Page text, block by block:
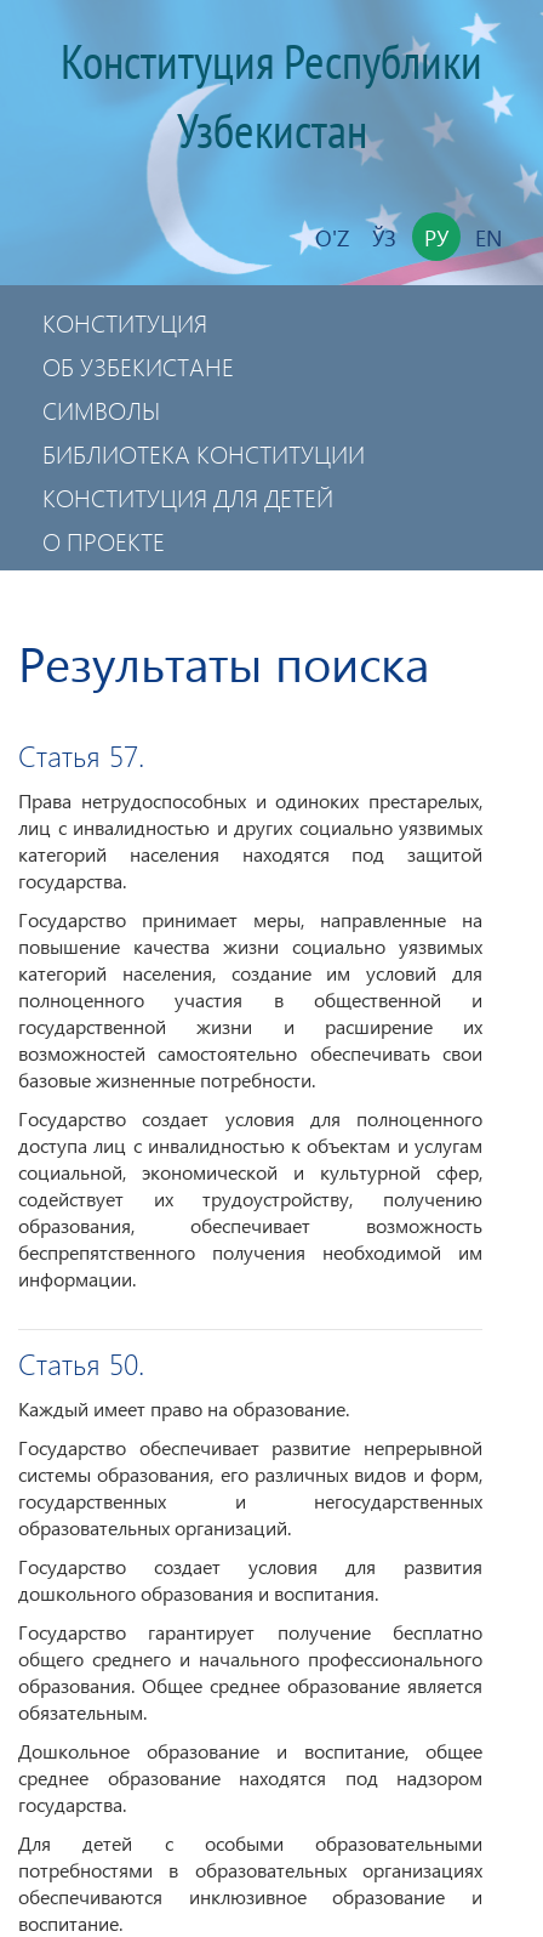
Конституция Республики
Узбекистан
O'Z ЎЗ РУ EN
КОНСТИТУЦИЯ
ОБ УЗБЕКИСТАНЕ
СИМВОЛЫ
БИБЛИОТЕКА КОНСТИТУЦИИ
КОНСТИТУЦИЯ ДЛЯ ДЕТЕЙ
О ПРОЕКТЕ
Результаты поиска
Статья 57.
Права нетрудоспособных и одиноких престарелых,
лиц с инвалидностью и других социально уязвимых
категорий населения находятся под защитой
государства.
Государство принимает меры, направленные на
повышение качества жизни социально уязвимых
категорий населения, создание им условий для
полноценного участия в общественной и
государственной жизни и расширение их
возможностей самостоятельно обеспечивать свои
базовые жизненные потребности.
Государство создает условия для полноценного
доступа лиц с инвалидностью к объектам и услугам
социальной, экономической и культурной сфер,
содействует их трудоустройству, получению
образования, обеспечивает возможность
беспрепятственного получения необходимой им
информации.
Статья 50.
Каждый имеет право на образование.
Государство обеспечивает развитие непрерывной
системы образования, его различных видов и форм,
государственных и негосударственных
образовательных организаций.
Государство создает условия для развития
дошкольного образования и воспитания.
Государство гарантирует получение бесплатно
общего среднего и начального профессионального
образования. Общее среднее образование является
обязательным.
Дошкольное образование и воспитание, общее
среднее образование находятся под надзором
государства.
Для детей с особыми образовательными
потребностями в образовательных организациях
обеспечиваются инклюзивное образование и
воспитание.